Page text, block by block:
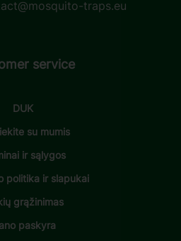
traps.eu
service
DUK
su mumis
ir sąlygos
politika ir slapukai
grąžinimas
paskyra